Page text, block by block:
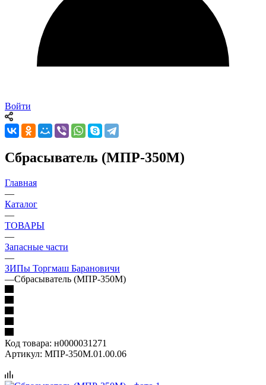
Войти
Сбрасыватель (МПР-350М)
Главная
—
Каталог
—
ТОВАРЫ
—
Запасные части
—
ЗИПы Торгмаш Барановичи
—Сбрасыватель (МПР-350М)
Код товара: н0000031271
Артикул: МПР-350М.01.00.06